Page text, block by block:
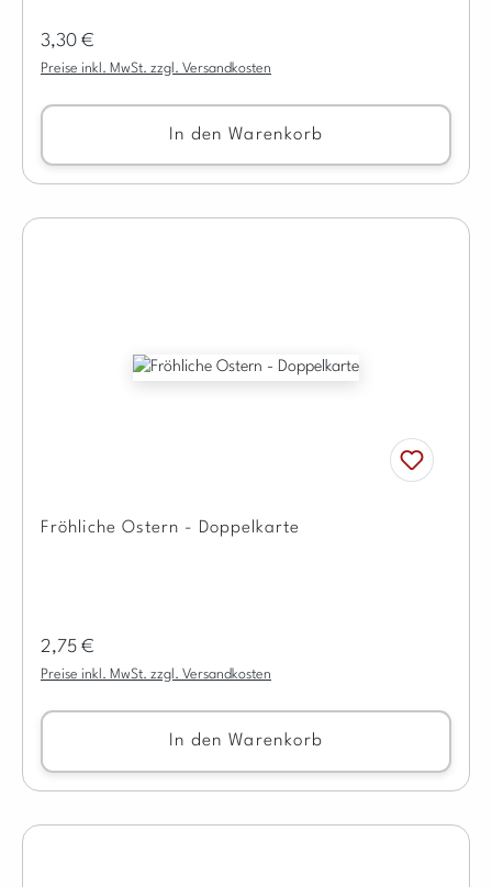
Regulärer Preis:
3,30 €
Preise inkl. MwSt. zzgl. Versandkosten
In den Warenkorb
Fröhliche Ostern - Doppelkarte
Regulärer Preis:
2,75 €
Preise inkl. MwSt. zzgl. Versandkosten
In den Warenkorb